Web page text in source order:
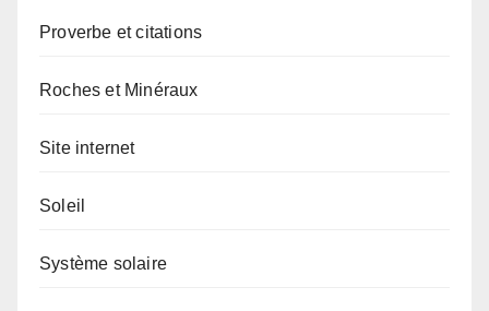
Proverbe et citations
Roches et Minéraux
Site internet
Soleil
Système solaire